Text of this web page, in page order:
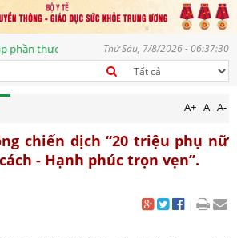
hiện mục tiêu phát triển bền vững, vì một
Thứ Sáu, 7/8/2026 - 06:37:31
A+ A A-
chiến dịch “20 triệu phụ nữ
- Hạnh phúc trọn vẹn”.